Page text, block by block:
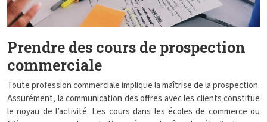
Prendre des cours de prospection
commerciale
Toute profession commerciale implique la maîtrise de la prospection.
Assurément, la communication des offres avec les clients constitue
le noyau de l’activité. Les cours dans les écoles de commerce ou